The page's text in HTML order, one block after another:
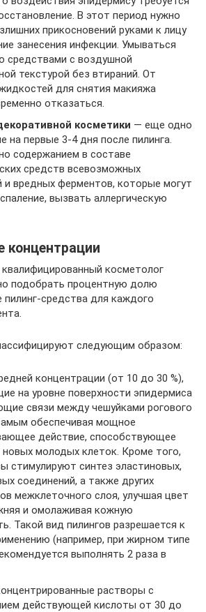
В этот период нужно
прикосновений руками к лицу
занесения инфекции. Умываться
средствами с воздушной
текстурой без втираний. От
для снятия макияжа
отказаться.
косметики — еще одно
на первые 3-4 дня после пилинга.
содержанием в составе
средств всевозможных
и вредных ферментов, которые могут
вызвать аллергическую
концентрации
косметолог
подобрать процентную долю
средства для каждого
следующим образом:
концентрации (от 10 до 30 %),
на уровне поверхности эпидермиса
связи между чешуйками рогового
обеспечивая мощное
действие, способствующее
молодых клеток. Кроме того,
стимулируют синтез эластиновых,
соединений, а также других
межклеточного слоя, улучшая цвет
и омолаживая кожную
Такой вид пилингов разрешается к
(например, при жирном типе
выполнять 2 раза в
растворы с
действующей кислоты от 30 до